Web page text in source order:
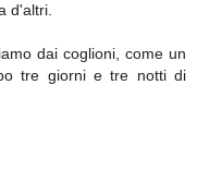
d'altri.
dai coglioni, come un
tre giorni e tre notti di